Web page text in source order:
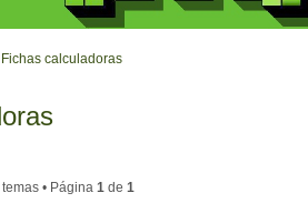
Fichas calculadoras
• Página 1 de 1